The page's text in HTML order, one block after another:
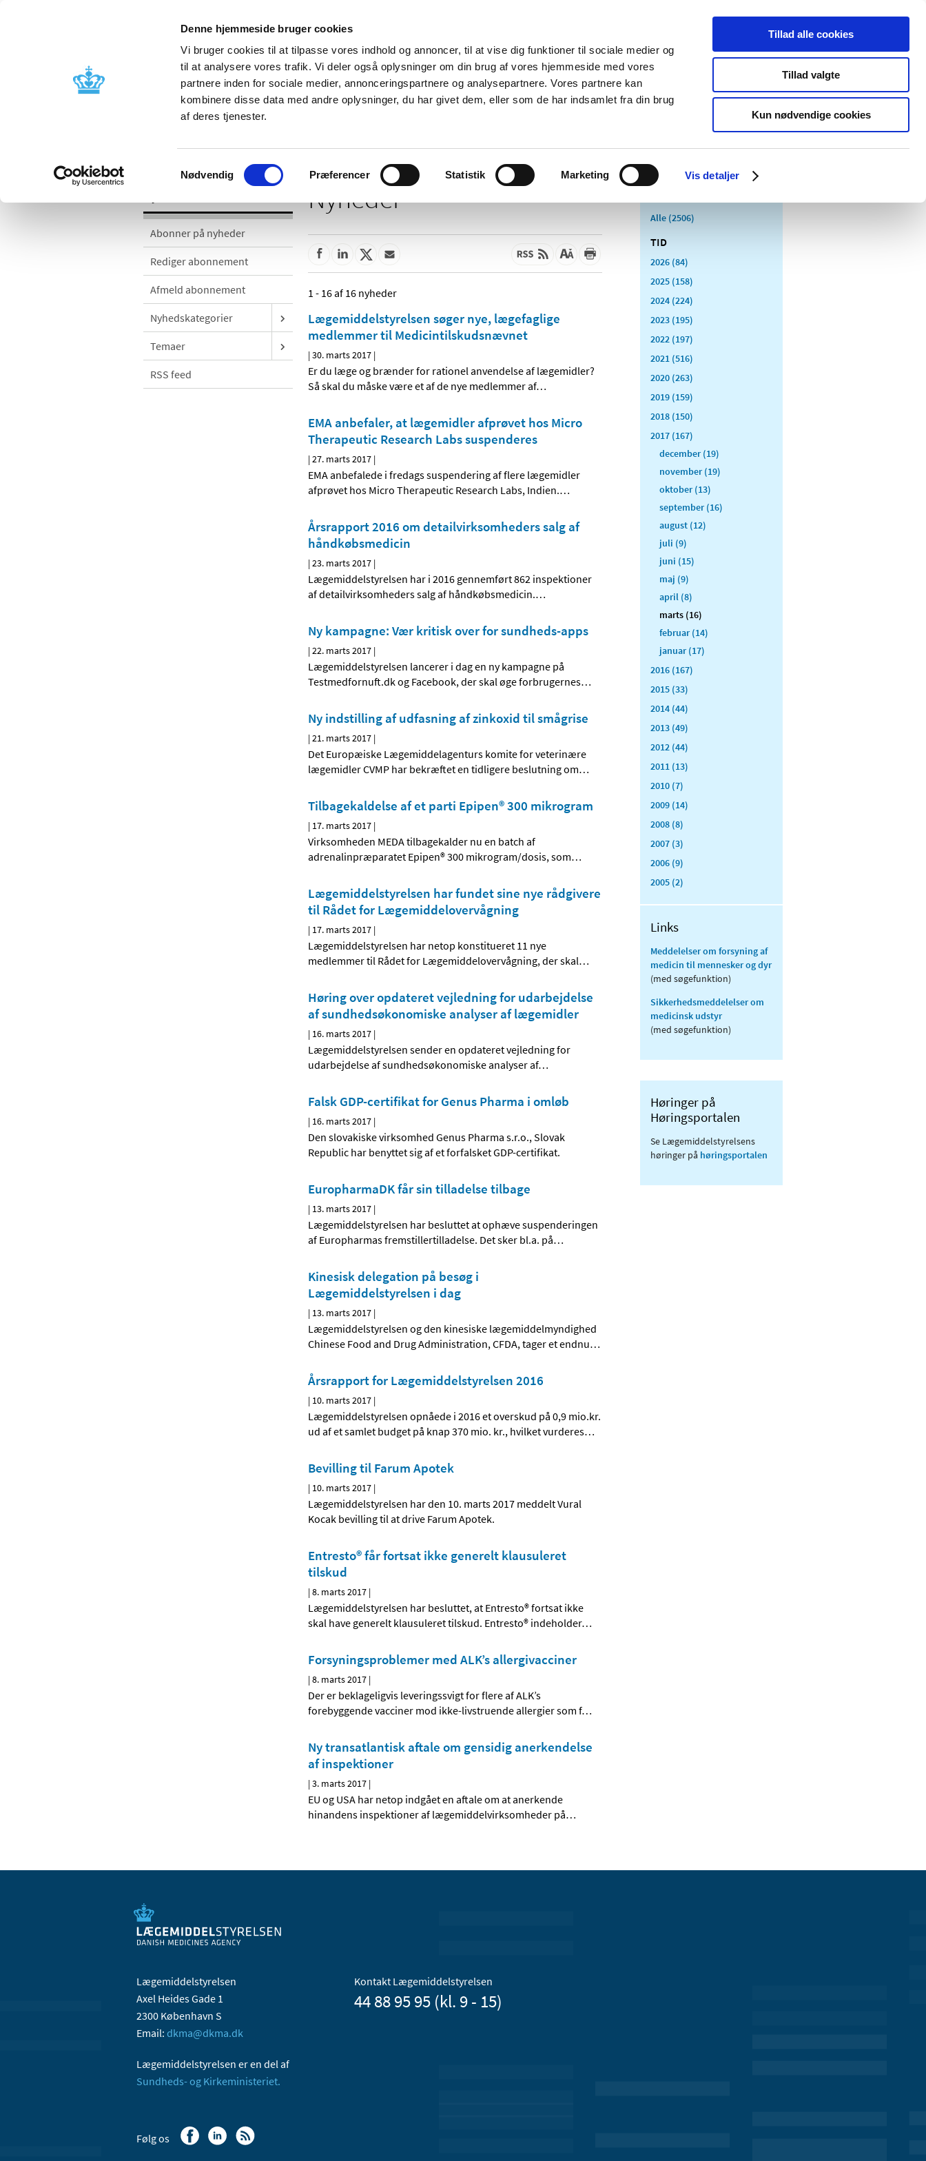
Denne hjemmeside bruger cookies
Vi bruger cookies til at tilpasse vores indhold og annoncer, til at vise dig funktioner til sociale medier og
til at analysere vores trafik. Vi deler også oplysninger om din brug af vores hjemmeside med vores
partnere inden for sociale medier, annonceringspartnere og analysepartnere. Vores partnere kan
kombinere disse data med andre oplysninger, du har givet dem, eller som de har indsamlet fra din brug
af deres tjenester.
Samtykkevalg
Nødvendig Præferencer Statistik Marketing Vis detaljer
Tillad alle cookies
Tillad valgte
Kun nødvendige cookies
Nyheder Om os Kontakt Udgivelser
Godkendelse og
Bivirkninger og
produktinformation
Tilskud og
Apoteker og salg af
Medicinsk
Særlige
produktområder
Abonner på nyheder
Rediger abonnement
Afmeld abonnement
Nyhedskategorier
Temaer
RSS feed
Nyheder
1 - 16 af 16 nyheder
Lægemiddelstyrelsen søger nye, lægefaglige
medlemmer til Medicintilskudsnævnet
|30. marts 2017 |
Er du læge og brænder for rationel anvendelse af lægemidler?
Så skal du måske være et af de nye medlemmer af…
EMA anbefaler, at lægemidler afprøvet hos Micro
Therapeutic Research Labs suspenderes
|27. marts 2017 |
EMA anbefalede i fredags suspendering af flere lægemidler
afprøvet hos Micro Therapeutic Research Labs, Indien.…
Årsrapport 2016 om detailvirksomheders salg af
håndkøbsmedicin
|23. marts 2017 |
Lægemiddelstyrelsen har i 2016 gennemført 862 inspektioner
af detailvirksomheders salg af håndkøbsmedicin.…
Ny kampagne: Vær kritisk over for sundheds-apps
|22. marts 2017 |
Lægemiddelstyrelsen lancerer i dag en ny kampagne på
Testmedfornuft.dk og Facebook, der skal øge forbrugernes…
Ny indstilling af udfasning af zinkoxid til smågrise
|21. marts 2017 |
Det Europæiske Lægemiddelagenturs komite for veterinære
lægemidler CVMP har bekræftet en tidligere beslutning om…
Tilbagekaldelse af et parti Epipen® 300 mikrogram
| 17. marts 2017 |
Virksomheden MEDA tilbagekalder nu en batch af
adrenalinpræparatet Epipen® 300 mikrogram/dosis, som…
Lægemiddelstyrelsen har fundet sine nye rådgivere
til Rådet for Lægemiddelovervågning
| 17. marts 2017 |
Lægemiddelstyrelsen har netop konstitueret 11 nye
medlemmer til Rådet for Lægemiddelovervågning, der skal…
Høring over opdateret vejledning for udarbejdelse
af sundhedsøkonomiske analyser af lægemidler
| 16. marts 2017 |
Lægemiddelstyrelsen sender en opdateret vejledning for
udarbejdelse af sundhedsøkonomiske analyser af…
Falsk GDP-certifikat for Genus Pharma i omløb
| 16. marts 2017 |
Den slovakiske virksomhed Genus Pharma s.r.o., Slovak
Republic har benyttet sig af et forfalsket GDP-certifikat.
EuropharmaDK får sin tilladelse tilbage
| 13. marts 2017 |
Lægemiddelstyrelsen har besluttet at ophæve suspenderingen
af Europharmas fremstillertilladelse. Det sker bl.a. på…
Kinesisk delegation på besøg i
Lægemiddelstyrelsen i dag
| 13. marts 2017 |
Lægemiddelstyrelsen og den kinesiske lægemiddelmyndighed
Chinese Food and Drug Administration, CFDA, tager et endnu…
Årsrapport for Lægemiddelstyrelsen 2016
| 10. marts 2017 |
Lægemiddelstyrelsen opnåede i 2016 et overskud på 0,9 mio.kr.
ud af et samlet budget på knap 370 mio. kr., hvilket vurderes…
Bevilling til Farum Apotek
| 10. marts 2017 |
Lægemiddelstyrelsen har den 10. marts 2017 meddelt Vural
Kocak bevilling til at drive Farum Apotek.
Entresto® får fortsat ikke generelt klausuleret
tilskud
|8. marts 2017 |
Lægemiddelstyrelsen har besluttet, at Entresto® fortsat ikke
skal have generelt klausuleret tilskud. Entresto® indeholder…
Forsyningsproblemer med ALK’s allergivacciner
|8. marts 2017 |
Der er beklageligvis leveringssvigt for flere af ALK’s
forebyggende vacciner mod ikke-livstruende allergier som f…
Ny transatlantisk aftale om gensidig anerkendelse
af inspektioner
|3. marts 2017 |
EU og USA har netop indgået en aftale om at anerkende
hinandens inspektioner af lægemiddelvirksomheder på…
Alle (2506)
TID
2026 (84)
2025 (158)
2024 (224)
2023 (195)
2022 (197)
2021 (516)
2020 (263)
2019 (159)
2018 (150)
2017 (167)
december (19)
november (19)
oktober (13)
september (16)
august (12)
juli (9)
juni (15)
maj (9)
april (8)
marts (16)
februar (14)
januar (17)
2016 (167)
2015 (33)
2014 (44)
2013 (49)
2012 (44)
2011 (13)
2010 (7)
2009 (14)
2008 (8)
2007 (3)
2006 (9)
2005 (2)
Links
Meddelelser om forsyning af
medicin til mennesker og dyr
(med søgefunktion)
Sikkerhedsmeddelelser om
medicinsk udstyr
(med søgefunktion)
Høringer på
Høringsportalen
Se Lægemiddelstyrelsens
høringer på høringsportalen
Lægemiddelstyrelsen
Axel Heides Gade 1
2300 København S
Email: dkma@dkma.dk
Lægemiddelstyrelsen er en del af
Sundheds- og Kirkeministeriet.
Kontakt Lægemiddelstyrelsen
44 88 95 95 (kl. 9 - 15)
Følg os